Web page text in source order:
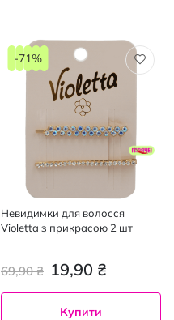
Невидимки для волосся
Violetta з прикрасою 2 шт
19,90 ₴
69,90 ₴
-71%
Купити